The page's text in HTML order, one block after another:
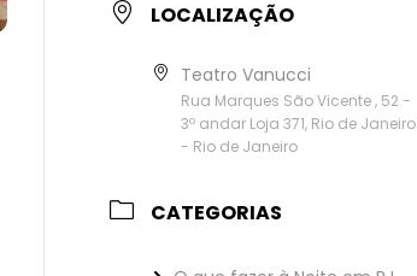
LOCALIZAÇÃO
Teatro Vanucci
Rua Marques São Vicente , 52 -
3º andar Loja 371, Rio de Janeiro
- Rio de Janeiro
CATEGORIAS